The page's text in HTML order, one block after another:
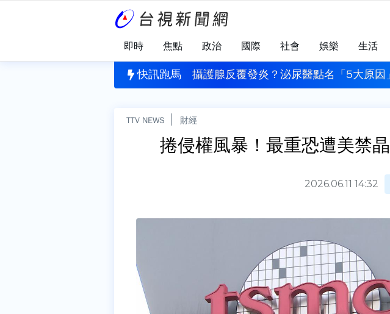
即時 焦點 政治 國際 社會 娛樂 生活
快訊跑馬
最近！中部以北慎防豪雨 海警最快週一解除攝護腺反覆發炎？泌尿醫點名「5大原因
TTV NEWS 財經
捲侵權風暴！最重恐遭美禁
2026.06.11 14:32